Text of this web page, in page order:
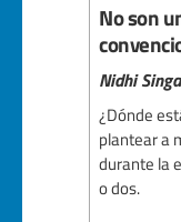
No son
Nidhi
¿Dónde
plantear a
durante la
o dos.